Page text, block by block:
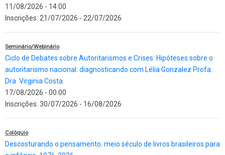
11/08/2026 - 14:00
Inscrições: 21/07/2026 - 22/07/2026
Seminário/Webinário
Ciclo de Debates sobre Autoritarismos e Crises: Hipóteses sobre o
autoritarismo nacional: diagnosticando com Lélia Gonzalez Profa.
Dra. Virginia Costa
17/08/2026 - 00:00
Inscrições: 30/07/2026 - 16/08/2026
Colóquio
Descosturando o pensamento: meio século de livros brasileiros para